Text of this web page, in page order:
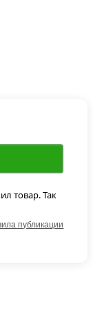
товар. Так
публикации